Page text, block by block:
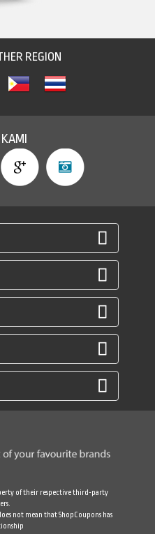
REGION
of their respective third-party
not mean that ShopCoupons has